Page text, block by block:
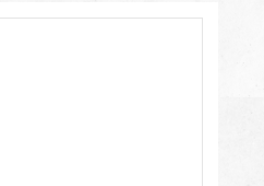
易、教育、人文社會